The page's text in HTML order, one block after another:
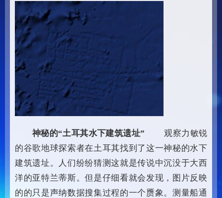
神秘的“土耳其水下建筑遗址”
观察力敏锐
的谷歌地球探索者在土耳其找到了这一神秘的水下
建筑遗址。人们纷纷猜测这就是传说中沉没于大西
洋的亚特兰蒂斯。但是仔细看就会发现，图片反映
的的只是声纳数据搜集过程的一个赝象。测量船通